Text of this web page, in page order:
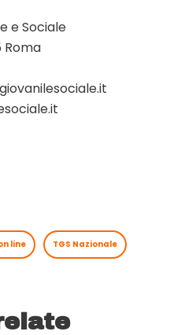
e Sociale
Roma
line TGS Nazionale